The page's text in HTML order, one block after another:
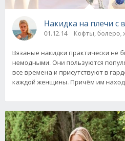
Накидка на плечи с
01.12.14 Кофты, болеро,
Вязаные накидки практически не
немодными. Они пользуются
все времена и присутствуют в
каждой женщины. Причём им